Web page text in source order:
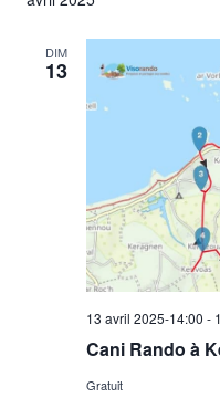
DIM
13
Cani Rando à
13 avril 2025-14:00 -
Gratuit